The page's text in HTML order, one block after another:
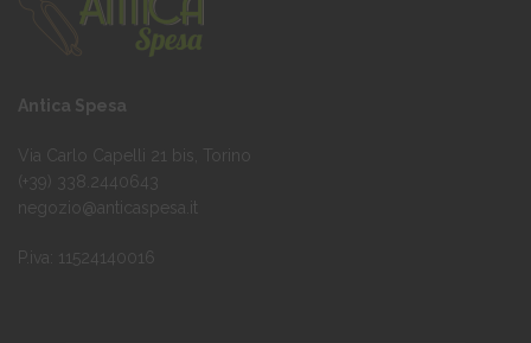
Antica Spesa
Via Carlo Capelli 21 bis, Torino
(+39) 338.2440643
negozio@anticaspesa.it
P.iva: 11524140016